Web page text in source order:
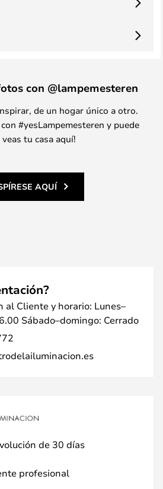
con @lampemesteren
de un hogar único a otro.
#yesLampemesteren y puede
veas tu casa aquí!
AQUÍ
al Cliente y horario: Lunes–
Sábado–domingo: Cerrado
de 30 días
profesional